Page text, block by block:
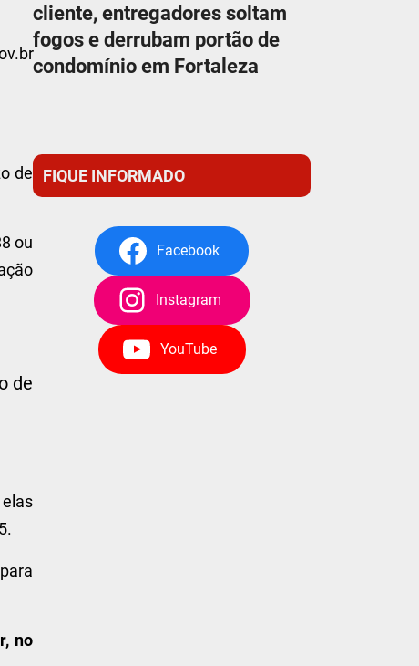
de
ou
de
no
cliente, entregadores soltam
fogos e derrubam portão de
condomínio em Fortaleza
FIQUE INFORMADO
Facebook
Instagram
YouTube